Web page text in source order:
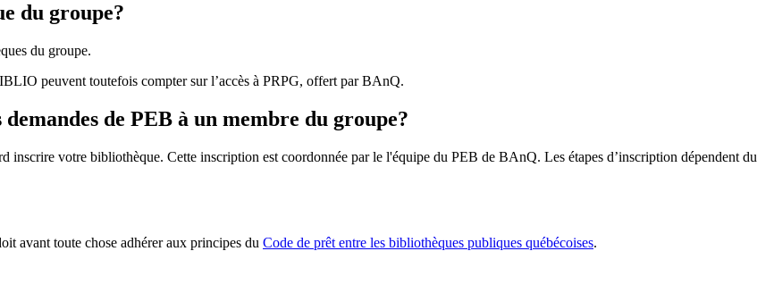
du groupe?
du groupe.
peuvent toutefois compter sur l’accès à PRPG, offert par BAnQ.
de PEB à un membre du groupe?
inscrire votre bibliothèque. Cette inscription est coordonnée par le l'équipe du PEB de BAnQ. Les étapes d’inscription dépendent du
avant toute chose adhérer aux principes du Code de prêt entre les bibliothèques publiques québécoises.